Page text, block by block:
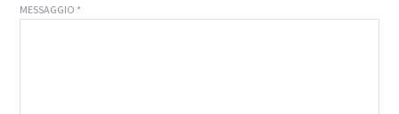
MESSAGGIO *